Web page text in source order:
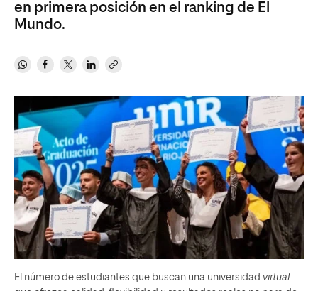
en primera posición en el ranking de El
Mundo.
El número de estudiantes que buscan una universidad virtual